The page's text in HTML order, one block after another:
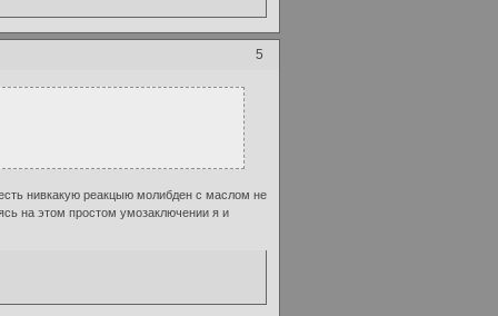
5
нивкакую реакцыю молибден с маслом не
на этом простом умозаключении я и